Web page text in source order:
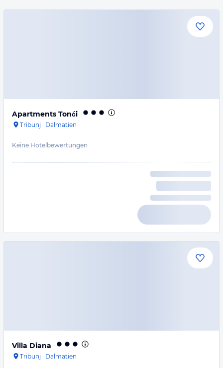
Apartments Tonći
Tribunj · Dalmatien
Keine Hotelbewertungen
Villa Diana
Tribunj · Dalmatien